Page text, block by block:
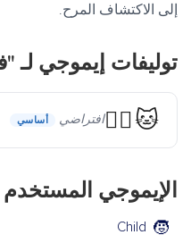
إلى الاكتشاف المرح.
توليفات إيموجي لـ
🐱🕵️‍♀️افتراضي أساسي
الإيموجي
🧒
Child